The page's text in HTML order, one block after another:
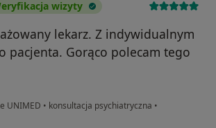
wizyty
lekarz. Z indywidualnym
pacjenta. Gorąco polecam tego
UNIMED • konsultacja psychiatryczna •